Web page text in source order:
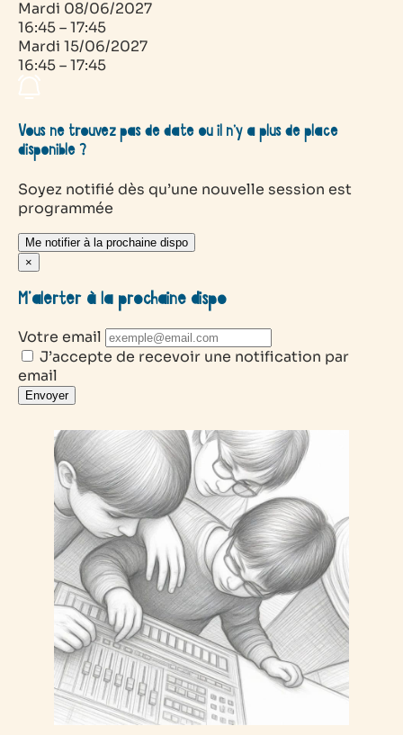
Mardi 08/06/2027
16:45 – 17:45
Mardi 15/06/2027
16:45 – 17:45
Vous ne trouvez pas de date ou il n’y a plus de place
disponible ?
Soyez notifié dès qu’une nouvelle session est
programmée
Me notifier à la prochaine dispo
×
M’alerter à la prochaine dispo
Votre email
J’accepte de recevoir une notification par
email
Envoyer